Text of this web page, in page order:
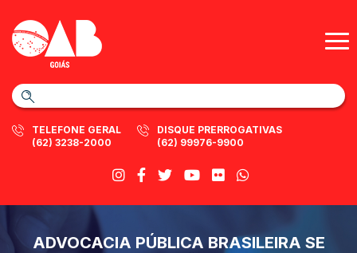
TELEFONE GERAL
(62) 3238-2000
DISQUE PRERROGATIVAS
(62) 99976-9900
ADVOCACIA PÚBLICA BRASILEIRA SE